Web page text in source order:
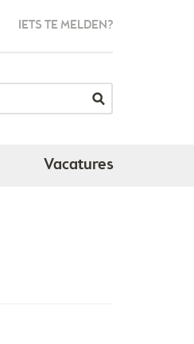
IETS TE MELDEN?
Vacatures